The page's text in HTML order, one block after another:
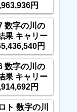
円
数字の川の
果 キャリー
円
数字の川の
果 キャリー
円
ト 数字の川